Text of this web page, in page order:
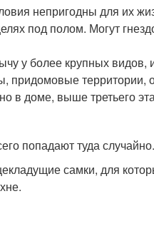
непригодны для их
под полом. Могут
у более крупных видов,
территории,
в доме, выше третьего
попадают туда случайно.
самки, для